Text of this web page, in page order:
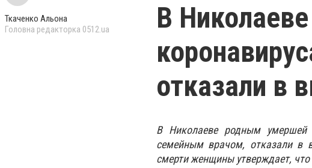
Ткаченко Альона
Головна редакторка 0512.ua
В
отказали в
В Николаеве родным умершей
семейным врачом, отказали в
смерти женщины утверждает,